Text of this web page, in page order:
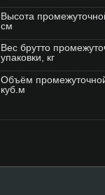
Высота
см
Вес брутто
упаковки, кг
Объём промежуточной
куб.м